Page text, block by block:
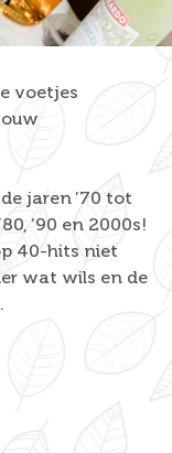
voetjes
jaren ’70 tot
’90 en 2000s!
40-hits niet
wat wils en de